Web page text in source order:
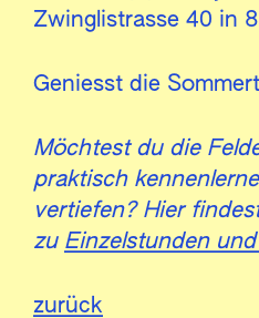
Zwinglistrasse 40 in
Geniesst die
Möchtest du die
praktisch
vertiefen? Hier
zu Einzelstunden
zurück